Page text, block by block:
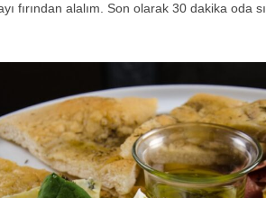
fırından alalım. Son olarak 30 dakika oda